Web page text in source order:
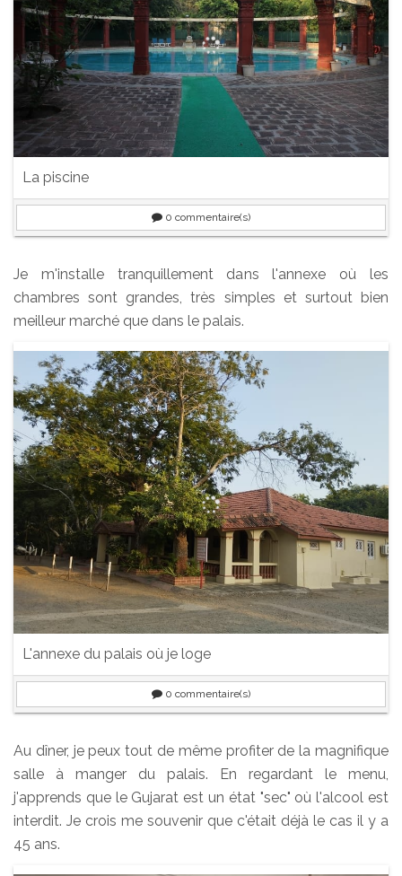
La piscine
0 commentaire(s)
Je m'installe tranquillement dans l'annexe où les
chambres sont grandes, très simples et surtout bien
meilleur marché que dans le palais.
L'annexe du palais où je loge
0 commentaire(s)
Au dîner, je peux tout de même profiter de la magnifique
salle à manger du palais. En regardant le menu,
j'apprends que le Gujarat est un état "sec" où l'alcool est
interdit. Je crois me souvenir que c'était déjà le cas il y a
45 ans.